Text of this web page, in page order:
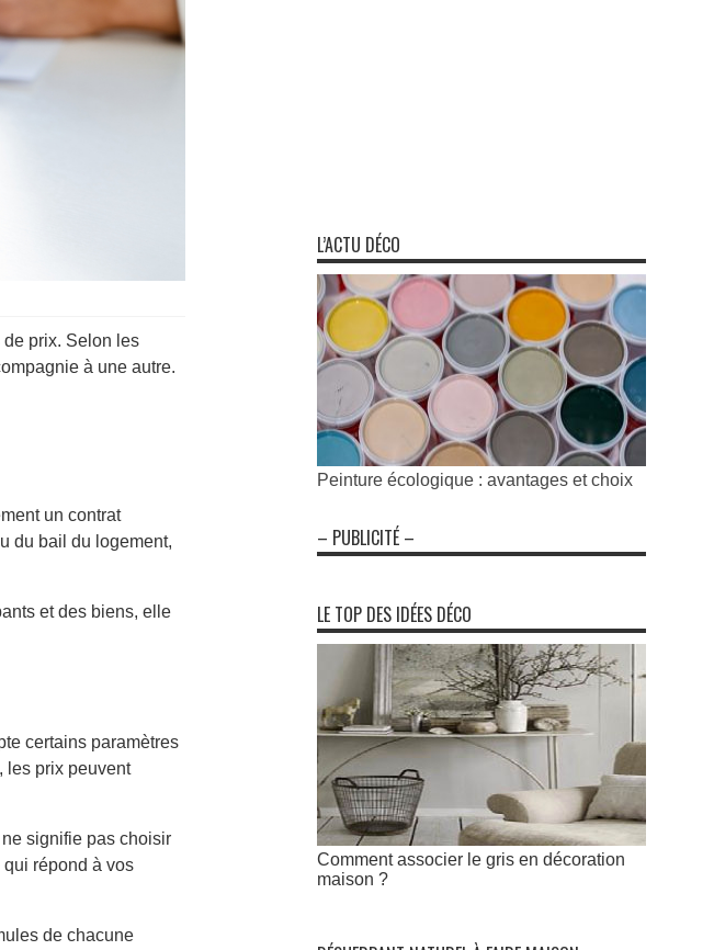
de prix. Selon les
à une autre.
un contrat
du bail du logement,
et des biens, elle
certains paramètres
les prix peuvent
signifie pas choisir
qui répond à vos
de chacune
L’ACTU DÉCO
Peinture écologique : avantages et choix
– PUBLICITÉ –
LE TOP DES IDÉES DÉCO
Comment associer le gris en décoration
maison ?